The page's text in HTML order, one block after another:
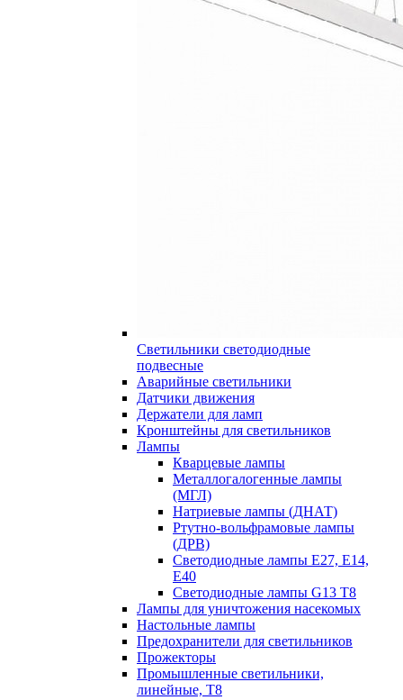
Cветильники светодиодные
подвесные
Аварийные светильники
Датчики движения
Держатели для ламп
Кронштейны для светильников
Лампы
Кварцевые лампы
Металлогалогенные лампы
(МГЛ)
Натриевые лампы (ДНАТ)
Ртутно-вольфрамовые лампы
(ДРВ)
Светодиодные лампы E27, E14,
E40
Светодиодные лампы G13 Т8
Лампы для уничтожения насекомых
Настольные лампы
Предохранители для светильников
Прожекторы
Промышленные светильники,
линейные, Т8